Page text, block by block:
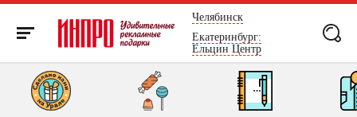
Челябинск
Екатеринбург:
Ельцин Центр